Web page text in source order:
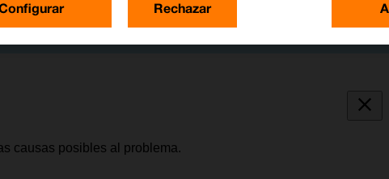
causas posibles al problema.
Rechazar